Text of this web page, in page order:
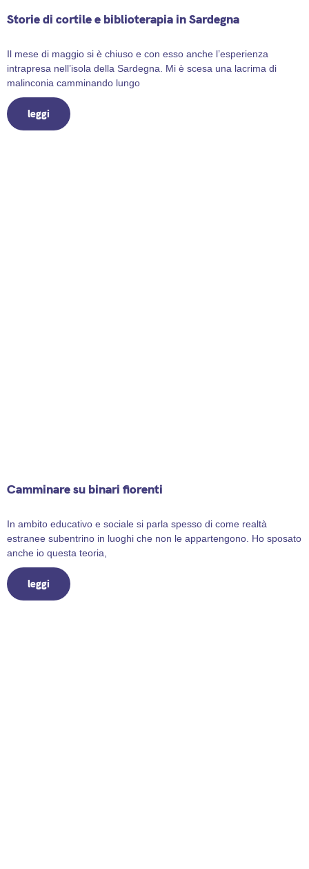
Storie di cortile e biblioterapia in Sardegna
Il mese di maggio si è chiuso e con esso anche l’esperienza
intrapresa nell’isola della Sardegna. Mi è scesa una lacrima di
malinconia camminando lungo
leggi
Camminare su binari fiorenti
In ambito educativo e sociale si parla spesso di come realtà
estranee subentrino in luoghi che non le appartengono. Ho sposato
anche io questa teoria,
leggi